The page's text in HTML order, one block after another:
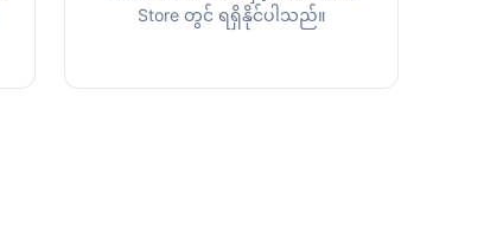
Store တွင် ရရှိနိုင်ပါသည်။